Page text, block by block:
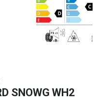
SNOWG WH2